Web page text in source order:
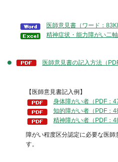
医師意見書（ワード：
精神症状・能力障がい二
医師意見書の記入方法（
【医師意見書記入例】
身体障がい者（PDF：
知的障がい者（PDF：
精神障がい者（PDF：
障がい程度区分認定に必要な医
す。